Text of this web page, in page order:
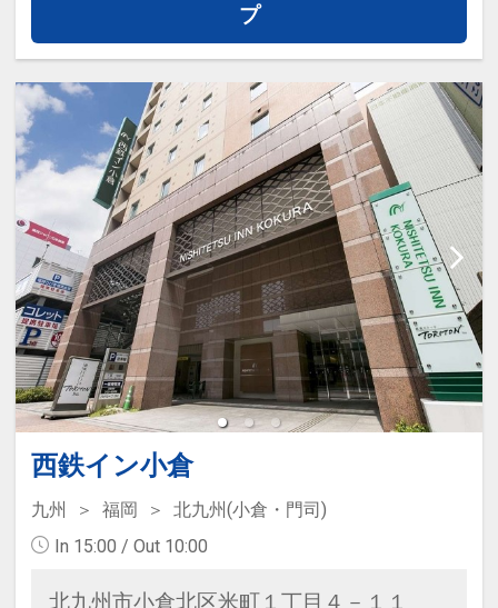
プ
西鉄イン小倉
九州 福岡
北九州(小倉・門司)
In 15:00 / Out 10:00
北九州市小倉北区米町１丁目４－１１